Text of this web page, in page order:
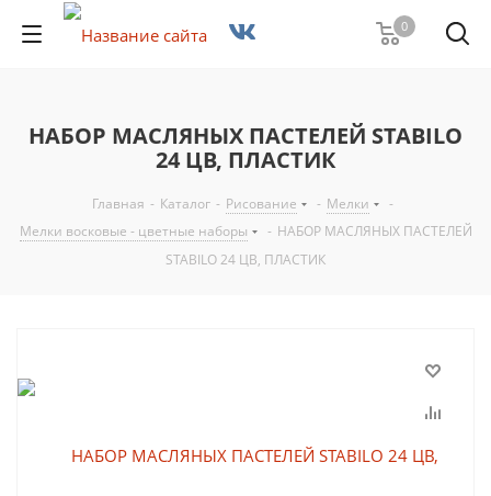
0
НАБОР МАСЛЯНЫХ ПАСТЕЛЕЙ STABILO
24 ЦВ, ПЛАСТИК
Главная - Каталог - Рисование - Мелки
-
Мелки восковые - цветные наборы
- НАБОР МАСЛЯНЫХ ПАСТЕЛЕЙ
STABILO 24 ЦВ, ПЛАСТИК